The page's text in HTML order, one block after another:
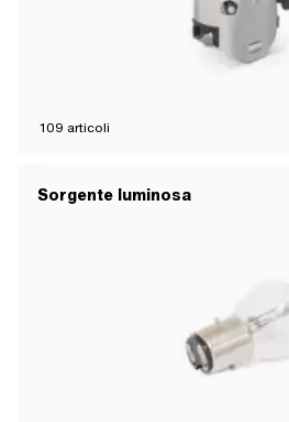
109 articoli
Sorgente luminosa